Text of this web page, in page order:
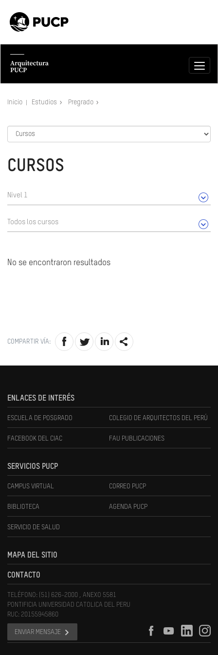
Inicio Estudios Pregrado
CURSOS
Nivel 1
Todos los cursos
No se encontraron resultados
COMPARTIR VÍA:
ENLACES DE INTERÉS
ESCUELA DE POSGRADO COLEGIO DE ARQUITECTOS DEL PERÚ
FACEBOOK DEL CIAC FAU PUBLICACIONES
SERVICIOS PUCP
CAMPUS VIRTUAL CORREO PUCP
BIBLIOTECA AGENDA PUCP
SERVICIO DE SALUD
MAPA DEL SITIO
CONTACTO
TELÉFONO: (51) 626-2000 , ANEXO 5581
PONTIFICIA UNIVERSIDAD CATOLICA DEL PERU
RUC: 20155945860
ENVIAR MENSAJE